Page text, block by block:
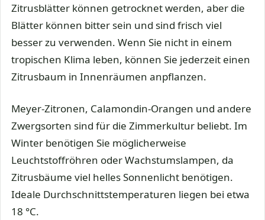
Zitrusblätter können getrocknet werden, aber die
Blätter können bitter sein und sind frisch viel
besser zu verwenden. Wenn Sie nicht in einem
tropischen Klima leben, können Sie jederzeit einen
Zitrusbaum in Innenräumen anpflanzen.
Meyer-Zitronen, Calamondin-Orangen und andere
Zwergsorten sind für die Zimmerkultur beliebt. Im
Winter benötigen Sie möglicherweise
Leuchtstoffröhren oder Wachstumslampen, da
Zitrusbäume viel helles Sonnenlicht benötigen.
Ideale Durchschnittstemperaturen liegen bei etwa
18 °C.